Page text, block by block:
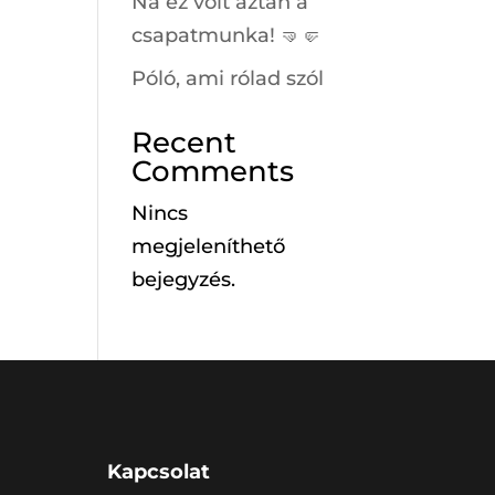
csapatmunka! 🤜🤛
Póló, ami rólad szól
Recent
Comments
Nincs
megjeleníthető
bejegyzés.
Kapcsolat